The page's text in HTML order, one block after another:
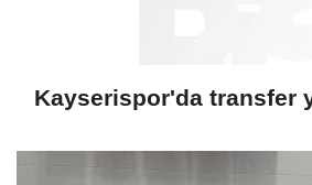
Kayserispor'da transfer